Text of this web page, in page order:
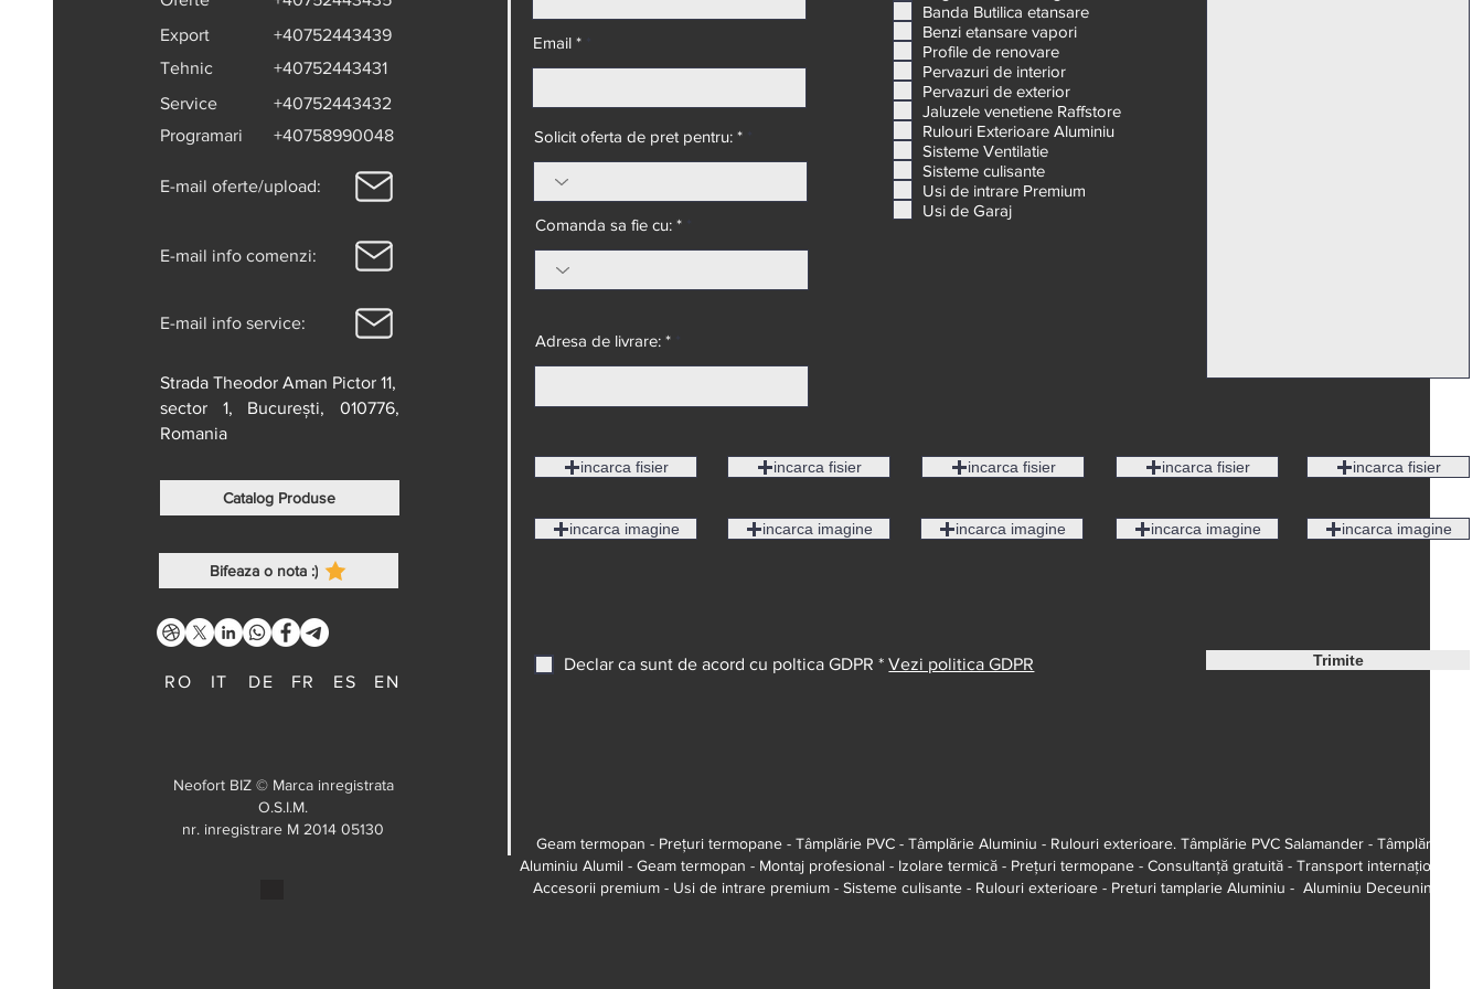
Export
+40752443439
Tehnic
+40752443431
Service
+40752443432
Programari
+40758990048
E-mail oferte/upload:
E-mail info comenzi:
E-mail info service:
Strada Theodor Aman Pictor 11,
sector 1, București, 010776,
Romania
Catalog Produse
Bifeaza o nota :)
RO IT DE FR ES EN
Neofort BIZ © Marca inregistrata
O.S.I.M.
nr. inregistrare M 2014 05130
Email *
Solicit oferta de pret pentru: *
Comanda sa fie cu: *
Adresa de livrare: *
Banda Butilica etansare
Benzi etansare vapori
Profile de renovare
Pervazuri de interior
Pervazuri de exterior
Jaluzele venetiene Raffstore
Rulouri Exterioare Aluminiu
Sisteme Ventilatie
Sisteme culisante
Usi de intrare Premium
Usi de Garaj
incarca fisier
incarca imagine
incarca fisier
incarca imagine
incarca fisier
incarca imagine
incarca fisier
incarca imagine
incarca fisier
incarca imagine
Declar ca sunt de acord cu poltica GDPR *Vezi politica GDPR Trimite
Geam termopan - Prețuri termopane - Tâmplărie PVC - Tâmplărie Aluminiu - Rulouri exterioare. Tâmplărie PVC Salamander - Tâmplărie
Aluminiu Alumil - Geam termopan - Montaj profesional - Izolare termică - Prețuri termopane - Consultanță gratuită - Transport internațional -
Accesorii premium - Usi de intrare premium - Sisteme culisante - Rulouri exterioare - Preturi tamplarie Aluminiu - Aluminiu Deceuninck